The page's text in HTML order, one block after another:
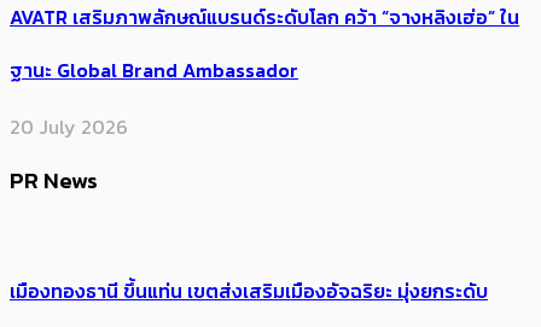
AVATR เสริมภาพลักษณ์แบรนด์ระดับโลก คว้า “จางหลิงเฮ่อ” ใน
ฐานะ Global Brand Ambassador
20 July 2026
PR News
เมืองทองธานี ขึ้นแท่น เขตส่งเสริมเมืองอัจฉริยะ มุ่งยกระดับ